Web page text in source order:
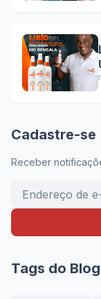
Cadastre-se
Receber
Tags do Blog